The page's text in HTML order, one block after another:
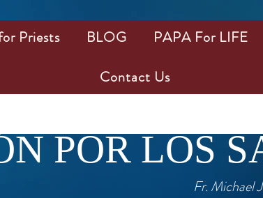
POR LOS
Fr. Michael
Priests BLOG PAPA For LIFE
Contact Us